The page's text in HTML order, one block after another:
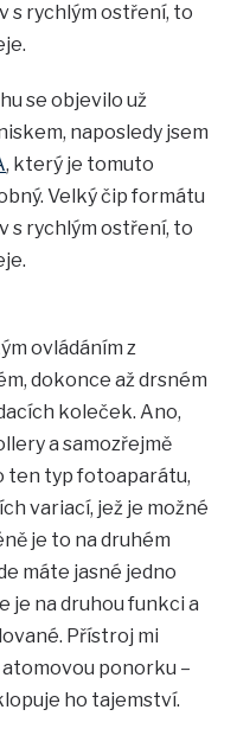
s rychlým ostření, to
se objevilo už
naposledy jsem
, který je tomuto
Velký čip formátu
s rychlým ostření, to
ovládáním z
dokonce až drsném
koleček. Ano,
a samozřejmě
ten typ fotoaparátu,
variací, jež je možné
je to na druhém
máte jasné jedno
je na druhou funkci a
Přístroj mi
ponorku –
ho tajemství.